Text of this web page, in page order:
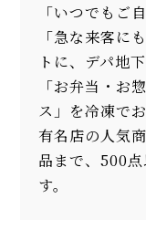
「いつでもご
「急な来客に
トに、デパ地
「お弁当・お
ス」を冷凍で
有名店の人気
品まで、500
す。